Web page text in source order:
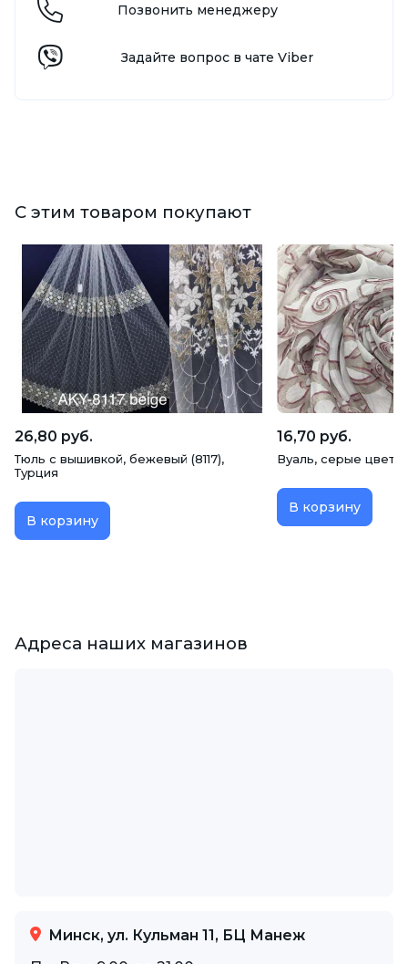
Позвонить менеджеру
Задайте вопрос в чате Viber
С этим товаром покупают
26,80 руб.
Тюль с вышивкой, бежевый (8117),
Турция
В корзину
16,70 руб.
Вуаль, серые
В корзину
Адреса наших магазинов
Минск, ул. Кульман 11, БЦ Манеж